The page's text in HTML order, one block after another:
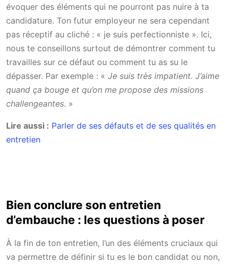
évoquer des éléments qui ne pourront pas nuire à ta
candidature. Ton futur employeur ne sera cependant
pas réceptif au cliché : « je suis perfectionniste ». Ici,
nous te conseillons surtout de démontrer comment tu
travailles sur ce défaut ou comment tu as su le
dépasser. Par exemple : « Je suis très impatient. J’aime
quand ça bouge et qu’on me propose des missions
challengeantes. »
Lire aussi : Parler de ses défauts et de ses qualités en
entretien
Bien conclure son entretien
d’embauche : les questions à poser
À la fin de ton entretien, l’un des éléments cruciaux qui
va permettre de définir si tu es le bon candidat ou non,